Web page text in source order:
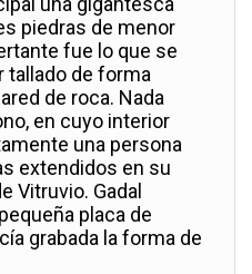
piedras de menor
fue lo que se
tallado de forma
de roca. Nada
en cuyo interior
una persona
extendidos en su
Vitruvio. Gadal
placa de
grabada la forma de